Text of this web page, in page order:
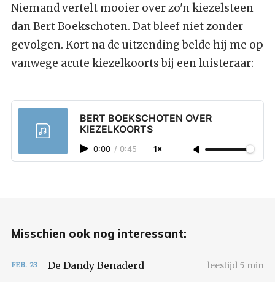
Niemand vertelt mooier over zo'n kiezelsteen
dan Bert Boekschoten. Dat bleef niet zonder
gevolgen. Kort na de uitzending belde hij me op
vanwege acute kiezelkoorts bij een luisteraar:
BERT BOEKSCHOTEN OVER
KIEZELKOORTS
0:00 / 0:45 1×
Misschien ook nog interessant:
FEB. 23 De Dandy Benaderd leestijd 5 min